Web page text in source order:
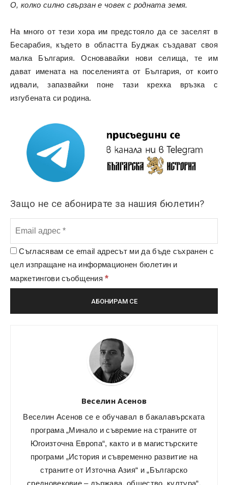
О, колко силно свързан е човек с родната земя.
На много от тези хора им предстояло да се заселят в
Бесарабия, където в областта Буджак създават своя
малка България. Основавайки нови селища, те им
дават имената на поселенията от България, от които
идвали, запазвайки поне тази крехка връзка с
изгубената си родина.
Защо не се абонирате за нашия бюлетин?
Съгласявам се email адресът ми да бъде съхранен с
цел изпращане на информационен бюлетин и
маркетингови съобщения*
Веселин Асенов
Веселин Асенов се е обучавал в бакалавърската
програма „Минало и съвремие на страните от
Югоизточна Европа“, както и в магистърските
програми „История и съвременно развитие на
страните от Източна Азия“ и „Българско